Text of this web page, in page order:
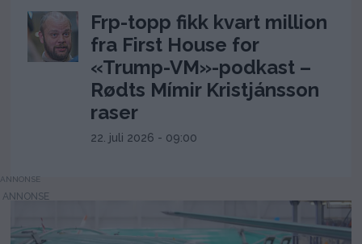
Frp-topp fikk kvart million
fra First House for
«Trump-VM»-podkast –
Rødts Mímir Kristjánsson
raser
22. juli 2026 - 09:00
ANNONSE